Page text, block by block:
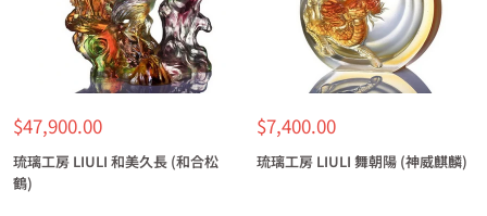
特
價
$47,900.00
琉璃工房 LIULI 和美久長 (和合松
鶴)
特
價
$7,400.00
琉璃工房 LIULI 舞朝陽 (神威麒麟)